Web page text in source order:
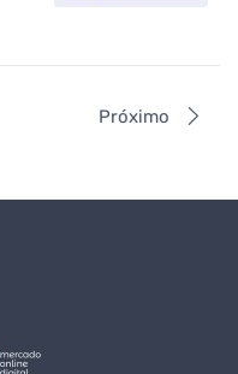
Próximo